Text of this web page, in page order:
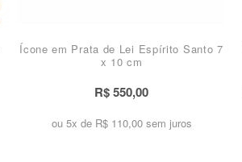
Ícone em Prata de Lei Espírito Santo 7
x 10 cm
R$ 550,00
ou 5x de R$ 110,00 sem juros